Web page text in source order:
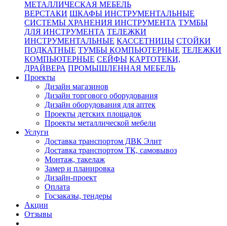
МЕТАЛЛИЧЕСКАЯ МЕБЕЛЬ
ВЕРСТАКИ ШКАФЫ ИНСТРУМЕНТАЛЬНЫЕ
СИСТЕМЫ ХРАНЕНИЯ ИНСТРУМЕНТА ТУМБЫ
ДЛЯ ИНСТРУМЕНТА ТЕЛЕЖКИ
ИНСТРУМЕНТАЛЬНЫЕ КАССЕТНИЦЫ СТОЙКИ
ПОДКАТНЫЕ ТУМБЫ КОМПЬЮТЕРНЫЕ ТЕЛЕЖКИ
КОМПЬЮТЕРНЫЕ СЕЙФЫ КАРТОТЕКИ,
ДРАЙВЕРА ПРОМЫШЛЕННАЯ МЕБЕЛЬ
Проекты
Дизайн магазинов
Дизайн торгового оборудования
Дизайн оборудования для аптек
Проекты детских площадок
Проекты металлической мебели
Услуги
Доставка транспортом ДВК Элит
Доставка транспортом ТК, самовывоз
Монтаж, такелаж
Замер и планировка
Дизайн-проект
Оплата
Госзаказы, тендеры
Акции
Отзывы